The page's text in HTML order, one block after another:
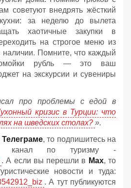
советуют внедрять жёсткий
за неделю до вылета
хаотичные закупки в
на строгое меню из
наличии. Помните, что каждый
рубль — это ваш
на экскурсии и сувениры
про проблемы с едой в
кризис в Турции: что
на шведских столах? ».
Телеграме, то подпишитесь на
канал по туризму -
. А если вы перешли в Мах, то
новости и туда:
. А тут публикуются